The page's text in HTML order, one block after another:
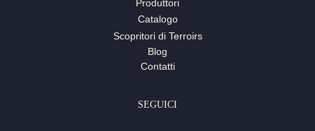
Produttori
Catalogo
Scopritori di Terroirs
Blog
Contatti
SEGUICI